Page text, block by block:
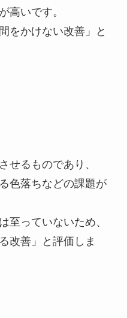
高いです。
をかけない改善」と
せるものであり、
色落ちなどの課題が
至っていないため、
改善」と評価しま